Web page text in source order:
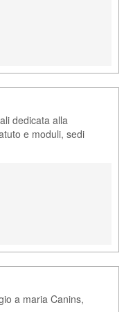
dedicata alla
e moduli, sedi
a maria Canins,